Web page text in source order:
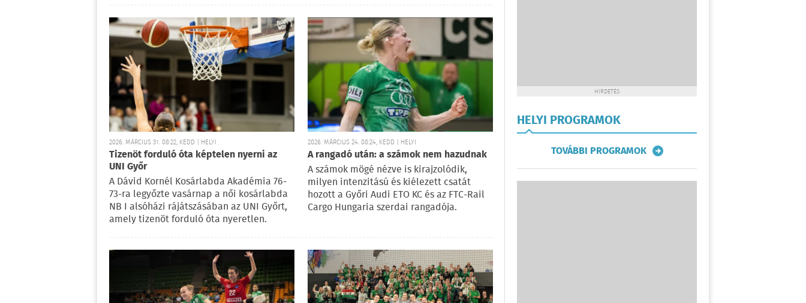
2026. MÁRCIUS 31. 08:22, KEDD | HELYI
Tizenöt forduló óta képtelen nyerni az
UNI Győr
A Dávid Kornél Kosárlabda Akadémia 76-
73-ra legyőzte vasárnap a női kosárlabda
NB I alsóházi rájátszásában az UNI Győrt,
amely tizenöt forduló óta nyeretlen.
2026. MÁRCIUS 24. 08:24, KEDD | HELYI
A rangadó után: a számok nem hazudnak
A számok mögé nézve is kirajzolódik,
milyen intenzitású és kiélezett csatát
hozott a Győri Audi ETO KC és az FTC-Rail
Cargo Hungaria szerdai rangadója.
HIRDETÉS
HELYI PROGRAMOK
TOVÁBBI PROGRAMOK